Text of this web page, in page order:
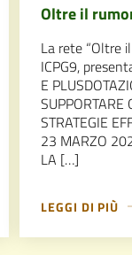
Oltre il
La rete “Oltre
ICPG9,
E
SUPPORTARE
STRATEGIE
23 MARZO
LA […]
LEGGI DI PIÙ